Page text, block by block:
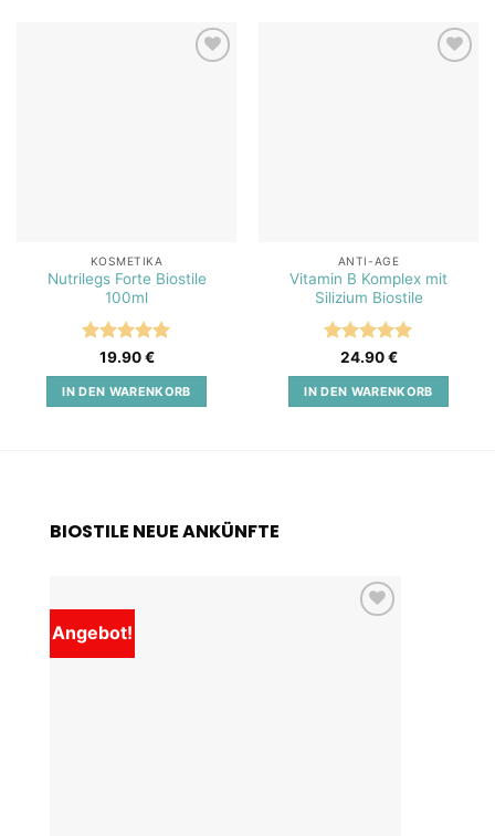
KOSMETIKA
Nutrilegs Forte Biostile
100ml
Bewertet
mit5von
5
19.90€
IN DEN WARENKORB
ANTI-AGE
Vitamin B Komplex mit
Silizium Biostile
Bewertet
mit5von
5
24.90€
IN DEN WARENKORB
BIOSTILE NEUE ANKÜNFTE
Angebot!